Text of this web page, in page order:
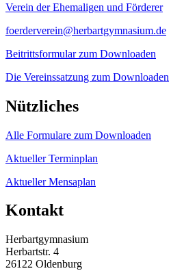
Verein der Ehemaligen und Förderer
foerderverein@herbartgymnasium.de
Beitrittsformular zum Downloaden
Die Vereinssatzung zum Downloaden
Nützliches
Alle Formulare zum Downloaden
Aktueller Terminplan
Aktueller Mensaplan
Kontakt
Herbartgymnasium
Herbartstr. 4
26122 Oldenburg